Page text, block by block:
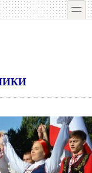
toggle